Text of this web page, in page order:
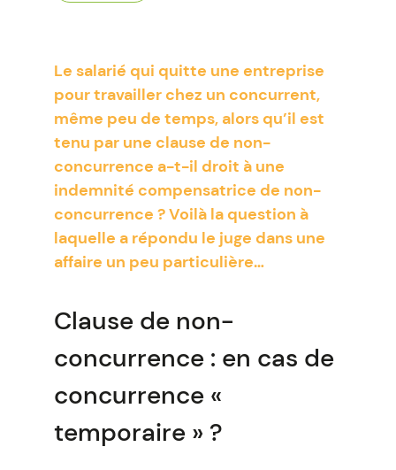
Le salarié qui quitte une entreprise
pour travailler chez un concurrent,
même peu de temps, alors qu’il est
tenu par une clause de non-
concurrence a-t-il droit à une
indemnité compensatrice de non-
concurrence ? Voilà la question à
laquelle a répondu le juge dans une
affaire un peu particulière…
Clause de non-
concurrence : en cas de
concurrence «
temporaire » ?